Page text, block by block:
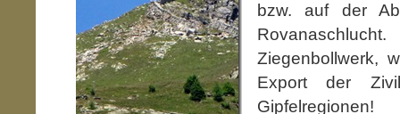
bzw. auf der
Ziegenbollwerk,
Export der
Gipfelregionen!